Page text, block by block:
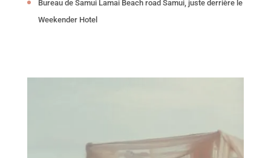
Bureau de Samui Lamai Beach road Samui, juste derrière le
Weekender Hotel